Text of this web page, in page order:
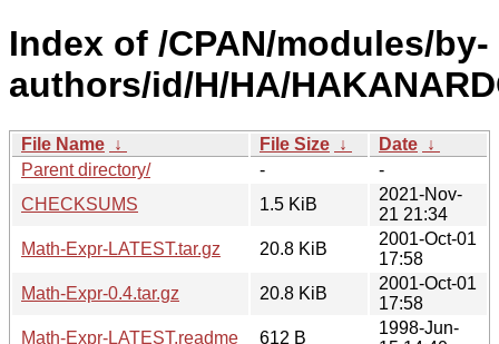
Index of /CPAN/modules/by-
authors/id/H/HA/
File Name ↓ File Size ↓ Date ↓
Parent directory/
-
-
CHECKSUMS
1.5 KiB
2021-Nov-
21 21:34
Math-Expr-LATEST.tar.gz
20.8 KiB
2001-Oct-01
17:58
Math-Expr-0.4.tar.gz
20.8 KiB
2001-Oct-01
17:58
Math-Expr-LATEST.readme
612 B
1998-Jun-